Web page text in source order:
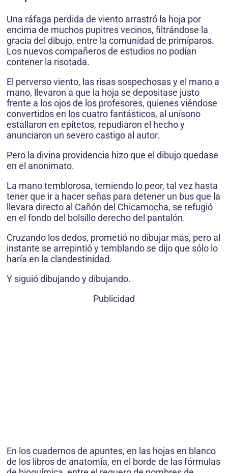
Una ráfaga perdida de viento arrastró la hoja por
encima de muchos pupitres vecinos, filtrándose la
gracia del dibujo, entre la comunidad de primíparos.
Los nuevos compañeros de estudios no podían
contener la risotada.
El perverso viento, las risas sospechosas y el mano a
mano, llevaron a que la hoja se depositase justo
frente a los ojos de los profesores, quienes viéndose
convertidos en los cuatro fantásticos, al unísono
estallaron en epítetos, repudiaron el hecho y
anunciaron un severo castigo al autor.
Pero la divina providencia hizo que el dibujo quedase
en el anonimato.
La mano temblorosa, temiendo lo peor, tal vez hasta
tener que ir a hacer señas para detener un bus que la
llevara directo al Cañón del Chicamocha, se refugió
en el fondo del bolsillo derecho del pantalón.
Cruzando los dedos, prometió no dibujar más, pero al
instante se arrepintió y temblando se dijo que sólo lo
haría en la clandestinidad.
Y siguió dibujando y dibujando.
Publicidad
En los cuadernos de apuntes, en las hojas en blanco
de los libros de anatomía, en el borde de las fórmulas